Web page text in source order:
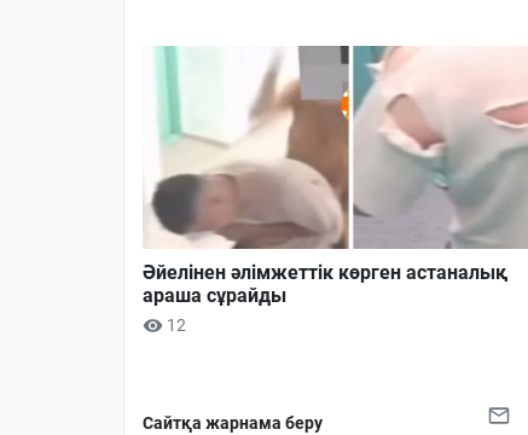
Әйелінен әлімжеттік көрген астаналық
араша сұрайды
12
Сайтқа жарнама беру